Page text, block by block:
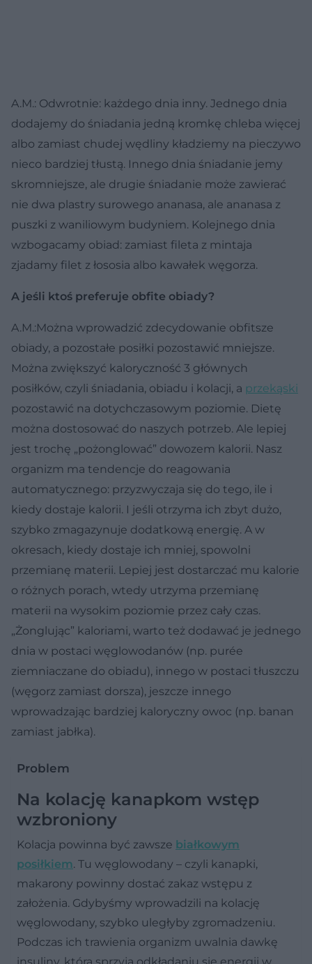
A.M.: Odwrotnie: każdego dnia inny. Jednego dnia
dodajemy do śniadania jedną kromkę chleba więcej
albo zamiast chudej wędliny kładziemy na pieczywo
nieco bardziej tłustą. Innego dnia śniadanie jemy
skromniejsze, ale drugie śniadanie może zawierać
nie dwa plastry surowego ananasa, ale ananasa z
puszki z waniliowym budyniem. Kolejnego dnia
wzbogacamy obiad: zamiast fileta z mintaja
zjadamy filet z łososia albo kawałek węgorza.
A jeśli ktoś preferuje obfite obiady?
A.M.:Można wprowadzić zdecydowanie obfitsze
obiady, a pozostałe posiłki pozostawić mniejsze.
Można zwiększyć kaloryczność 3 głównych
posiłków, czyli śniadania, obiadu i kolacji, a przekąski
pozostawić na dotychczasowym poziomie. Dietę
można dostosować do naszych potrzeb. Ale lepiej
jest trochę „pożonglować” dowozem kalorii. Nasz
organizm ma tendencje do reagowania
automatycznego: przyzwyczaja się do tego, ile i
kiedy dostaje kalorii. I jeśli otrzyma ich zbyt dużo,
szybko zmagazynuje dodatkową energię. A w
okresach, kiedy dostaje ich mniej, spowolni
przemianę materii. Lepiej jest dostarczać mu kalorie
o różnych porach, wtedy utrzyma przemianę
materii na wysokim poziomie przez cały czas.
„Żonglując” kaloriami, warto też dodawać je jednego
dnia w postaci węglowodanów (np. purée
ziemniaczane do obiadu), innego w postaci tłuszczu
(węgorz zamiast dorsza), jeszcze innego
wprowadzając bardziej kaloryczny owoc (np. banan
zamiast jabłka).
Problem
Na kolację kanapkom wstęp
wzbroniony
Kolacja powinna być zawsze białkowym
posiłkiem. Tu węglowodany – czyli kanapki,
makarony powinny dostać zakaz wstępu z
założenia. Gdybyśmy wprowadzili na kolację
węglowodany, szybko uległyby zgromadzeniu.
Podczas ich trawienia organizm uwalnia dawkę
insuliny, która sprzyja odkładaniu się energii w